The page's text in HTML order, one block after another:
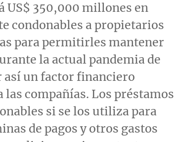
350,000 millones en
condonables a propietarios
para permitirles mantener
la actual pandemia de
así un factor financiero
las compañías. Los préstamos
si se los utiliza para
de pagos y otros gastos